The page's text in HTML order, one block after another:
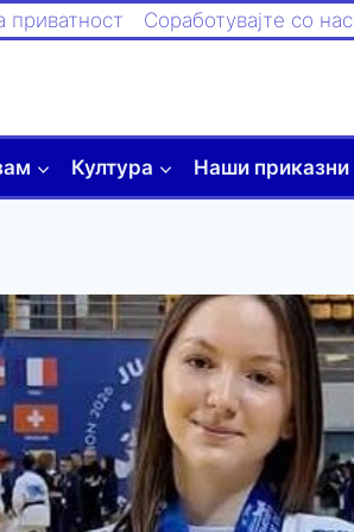
приватност Соработувајте со нас
Култура Наши приказни